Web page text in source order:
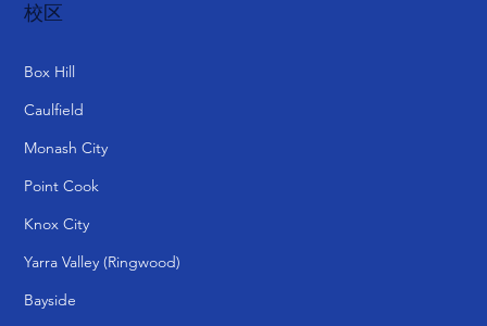
校区
Box Hill
Caulfield
Monash City
Point Cook
Knox City
Yarra Valley (Ringwood)
Bayside